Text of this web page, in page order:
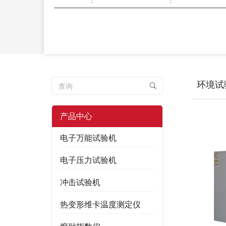
环境
产品中心
电子万能试验机
电子压力试验机
冲击试验机
热变形维卡温度测定仪